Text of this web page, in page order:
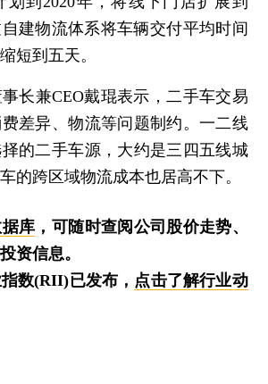
建物流体系将车辆交付平均时间
短到五天。
兼CEO戴琨表示，二手车交易
差异、物流等问题制约。一二线
的二手车源，大约是三四五线城
的跨区域物流成本也居高不下。
库 ，可随时查阅公司股价走势、
资信息。
数(RII)已发布， 点击了解行业动